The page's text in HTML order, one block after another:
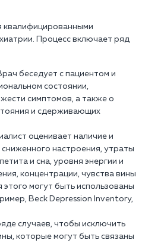
квалифицированными
Процесс включает ряд
беседует с пациентом и
состоянии,
симптомов, а также о
и сдерживающих
оценивает наличие и
настроения, утраты
и сна, уровня энергии и
концентрации, чувства вины
этого могут быть использованы
Beck Depression Inventory,
случаев, чтобы исключить
которые могут быть связаны